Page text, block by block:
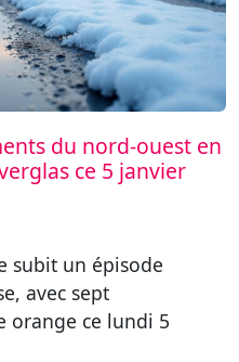
du nord-ouest en
ce 5 janvier
subit un épisode
avec sept
orange ce lundi 5